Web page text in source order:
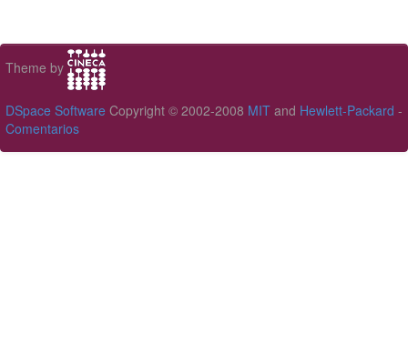
Theme by
DSpace Software Copyright © 2002-2008 MIT and Hewlett-Packard -
Comentarios